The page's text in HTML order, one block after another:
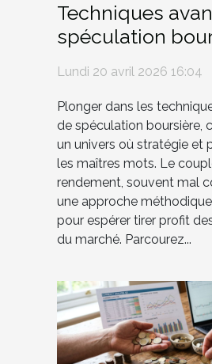
Techniques
spéculation
risque versus
Lundi 20 avril 2026 16:04
Plonger dans les
de spéculation boursière,
un univers où stratégie et
les maîtres mots. Le
rendement, souvent mal
une approche
pour espérer tirer profit
du marché. Parcourez...